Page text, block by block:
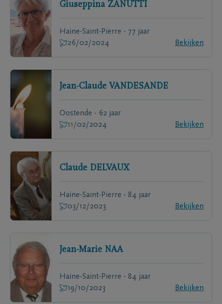
Giuseppina ZANUTTI
Haine-Saint-Pierre - 77 jaar
26/02/2024
Bekijken
Jean-Claude VANDESANDE
Oostende - 62 jaar
11/02/2024
Bekijken
Claude DELVAUX
Haine-Saint-Pierre - 84 jaar
03/12/2023
Bekijken
Jean-Marie NAA
Haine-Saint-Pierre - 84 jaar
19/10/2023
Bekijken